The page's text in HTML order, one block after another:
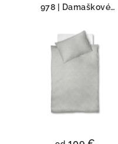
978 | Damaškové
bavlna